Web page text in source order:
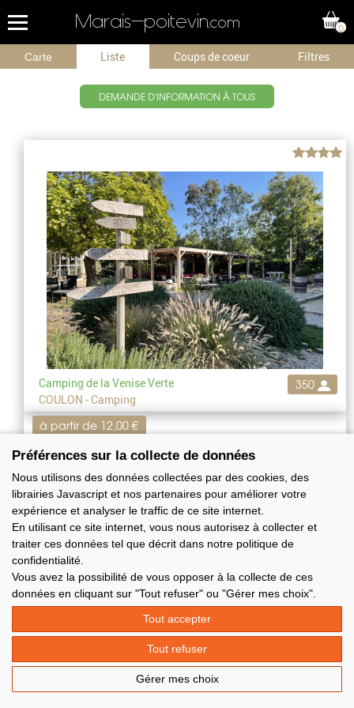
Marais-poitevin.com 0
Carte Liste Coups de coeur Filtres
DEMANDE D'INFORMATION À TOUS
Camping de la Venise Verte
COULON - Camping
350
à partir de 12,00 €
Camping Le Martin Pêcheur ***
MAGNE - Camping
à partir de 9,00 €
Coups de coeurs
Préférences sur la collecte de données
Nous utilisons des données collectées par des cookies, des
librairies Javascript et nos partenaires pour améliorer votre
expérience et analyser le traffic de ce site internet.
En utilisant ce site internet, vous nous autorisez à collecter et
traiter ces données tel que décrit dans notre politique de
confidentialité.
Vous avez la possibilité de vous opposer à la collecte de ces
données en cliquant sur "Tout refuser" ou "Gérer mes choix".
Tout accepter
Tout refuser
Gérer mes choix